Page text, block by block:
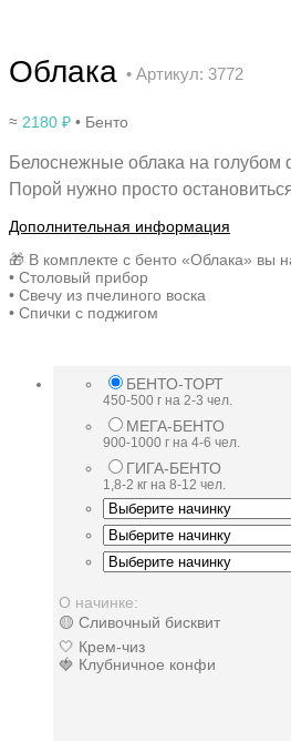
Облака • Артикул: 3772
≈ 2180 ₽ • Бенто
Белоснежные облака на
Порой нужно просто
Дополнительная информация
🎁 В комплекте с бенто «Облака» вы
• Столовый прибор
• Свечу из пчелиного воска
• Спички с поджигом
БЕНТО-ТОРТ
450-500 г на 2-3 чел.
МЕГА-БЕНТО
900-1000 г на 4-6 чел.
ГИГА-БЕНТО
1,8-2 кг на 8-12 чел.
О начинке:
🟡 Сливочный бисквит
🤍 Крем-чиз
🍓 Клубничное конфи